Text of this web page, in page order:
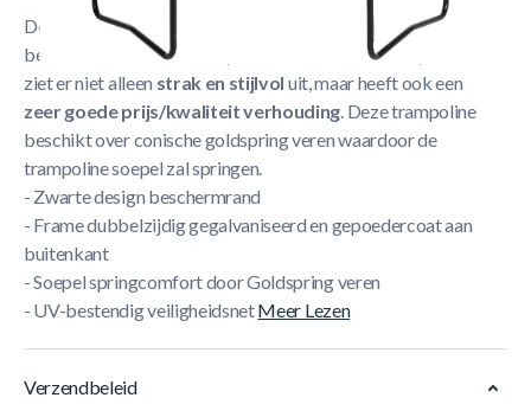
De
Salta Premium Black Edition
is één van onze
bestverkochte modellen op dit moment. Deze trampoline
ziet er niet alleen strak en stijlvol uit, maar heeft ook een
zeer goede prijs/kwaliteit verhouding. Deze trampoline
beschikt over conische goldspring veren waardoor de
trampoline soepel zal springen.
- Zwarte design beschermrand
- Frame dubbelzijdig gegalvaniseerd en gepoedercoat aan
buitenkant
- Soepel springcomfort door Goldspring veren
- UV-bestendig veiligheidsnetMeer Lezen
Verzendbeleid